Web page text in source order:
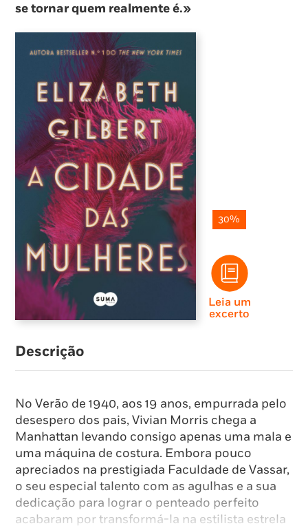
se tornar quem realmente é.»
30%
Leia um
excerto
Descrição
No Verão de 1940, aos 19 anos, empurrada pelo
desespero dos pais, Vivian Morris chega a
Manhattan levando consigo apenas uma mala e
uma máquina de costura. Embora pouco
apreciados na prestigiada Faculdade de Vassar,
o seu especial talento com as agulhas e a sua
dedicação para lograr o penteado perfeito
acabaram por transformá-la na estilista estrela